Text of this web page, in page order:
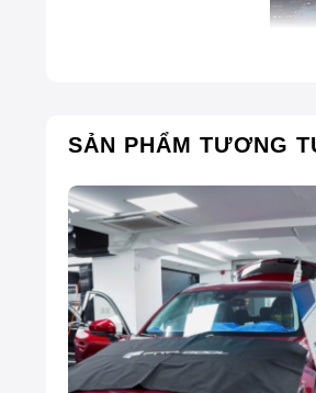
Dán phim cách nhiệt ô tô là
màu theo thời gian, không
những dòng phim cách nhiệt
SẢN PHẨM TƯƠNG